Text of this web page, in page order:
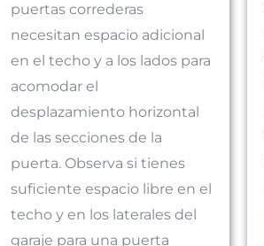
puertas correderas
necesitan espacio adicional
en el techo y a los lados para
acomodar el
desplazamiento horizontal
de las secciones de la
puerta. Observa si tienes
suficiente espacio libre en el
techo y en los laterales del
garaje para una puerta